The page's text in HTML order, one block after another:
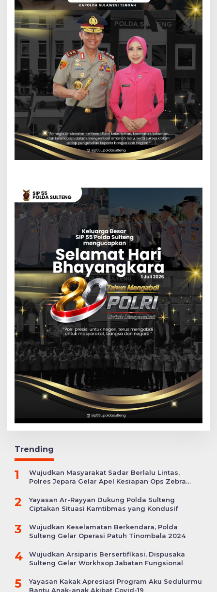
Trending
1
Wujudkan Masyarakat Sadar Berlalu Lintas,
Polres Jepara Gelar Apel Kesiapan Ops Zebra
2
Yayasan Ar-Rayyan Dukung Polda Sulteng
Ciptakan Situasi Kamtibmas yang Kondusif
3
Wujudkan Keselamatan Berkendara, Polda
Sulteng Gelar Operasi Patuh Tinombala 2024
4
Wujudkan Arsiparis Bersertifikasi, Dispusaka
Sulteng Gelar Workhsop Jabatan Fungsional
5
Yayasan Kakak Apresiasi Program Aku Sedulurmu
Bantu Anak-anak Akibat Covid-19